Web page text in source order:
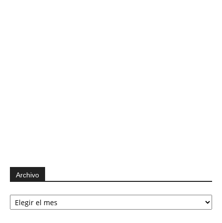
Archivo
Archivo